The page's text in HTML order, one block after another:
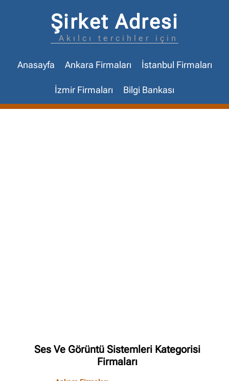
Şirket Adresi
Akılcı tercihler için
Anasayfa Ankara Firmaları İstanbul Firmaları
İzmir Firmaları Bilgi Bankası
Ses Ve Görüntü Sistemleri Kategorisi
Firmaları
Ankara Firmaları(672)